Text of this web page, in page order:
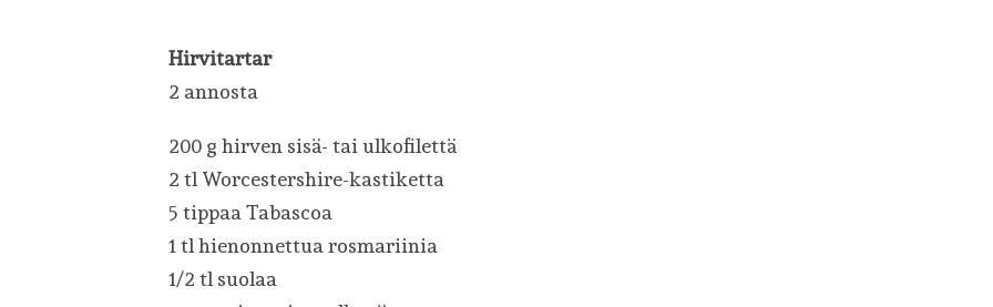
Hirvitartar
2 annosta
200 g hirven sisä- tai ulkofilettä
2 tl Worcestershire-kastiketta
5 tippaa Tabascoa
1 tl hienonnettua rosmariinia
1/2 tl suolaa